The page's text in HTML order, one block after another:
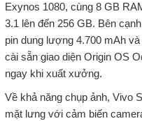
Exynos 1080, cùng 8 GB
3.1 lên đến 256 GB. Bên
pin dung lượng 4.700 mAh
cài sẵn giao diện Origin OS
ngay khi xuất xưởng.
Về khả năng chụp ảnh, Vivo
mặt lưng với cảm biến